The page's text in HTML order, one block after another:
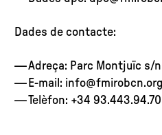
Dades de contacte:
Adreça: Parc Montjuïc s/n
E-mail: info@fmirobcn.org
Telèfon: +34 93.443.94.70